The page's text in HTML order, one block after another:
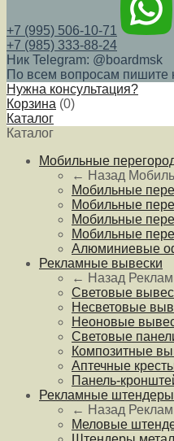
+7 (995) 506-10-71
+7 (985) 333-88-24
Ник Telegram: @boardmsk
По всем вопросам пишите
Нужна консультация?
Корзина (0)
Каталог
Каталог
Мобильные
← Назад
Мобильные
Мобильные
Мобильные
Мобильные
Алюминиевые
Рекламные вывески
← Назад
Световые
Несветовые
Неоновые
Световые
Композитные
Аптечные
Панель-
Рекламные штендеры
← Назад
Меловые